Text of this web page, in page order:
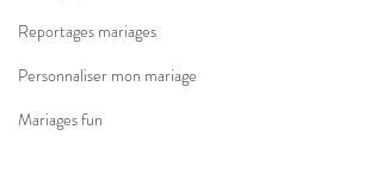
Reportages mariages
Personnaliser mon mariage
Mariages fun